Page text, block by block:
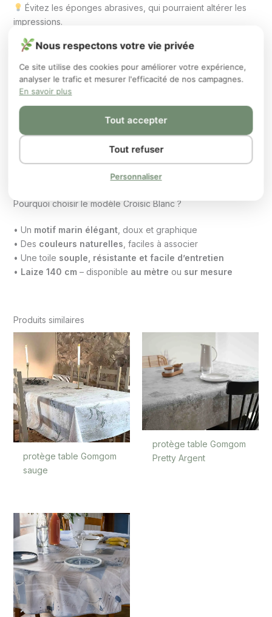
Évitez les éponges abrasives, qui pourraient altérer les
impressions.
ChezRonde des Nappes, la toile cirée estformellement
interdite au pliage
Elle vous sera donc
pour préserver son aspect et sa souplesse.
Option disponible :pour une tenue optimale, vous
envoi sur mandrin carton
lors de votre commande.
Pourquoi choisir le modèle Croisic Blanc ?
• Un motif marin élégant, doux et graphique
• Des couleurs naturelles , faciles à associer
• Une toile souple, résistante et facile d’entretien
• Laize 140 cm– disponible au mètre ou sur mesure
Produits similaires
protège table Gomgom
sauge
protège table Gomgom
Pretty Argent
Plage
de
prix :
24.90€
à
49.90€
Nous respectons votre vie privée
Ce site utilise des cookies pour améliorer votre expérience,
analyser le trafic et mesurer l'efficacité de nos campagnes.
En savoir plus
Tout accepter
Tout refuser
Personnaliser